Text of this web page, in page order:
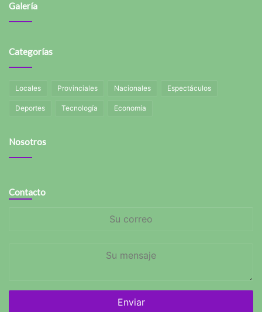
Galería
Categorías
Locales Provinciales Nacionales Espectáculos
Deportes Tecnología Economía
Nosotros
Contacto